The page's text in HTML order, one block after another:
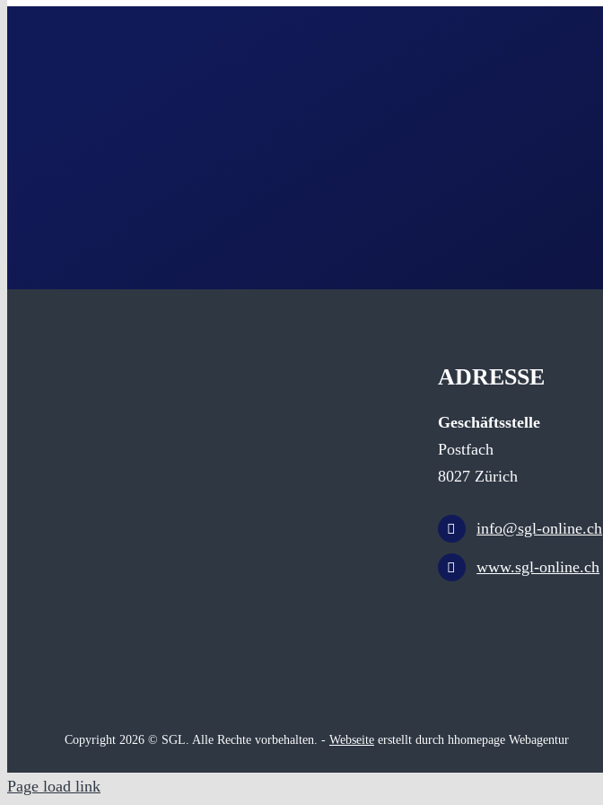
ADRESSE
Geschäftsstelle
Postfach
8027 Zürich
info@sgl-online.ch
www.sgl-online.ch
Copyright 2026 © SGL. Alle Rechte vorbehalten. - Webseiteerstellt durch hhomepage Webagentur
Page load link